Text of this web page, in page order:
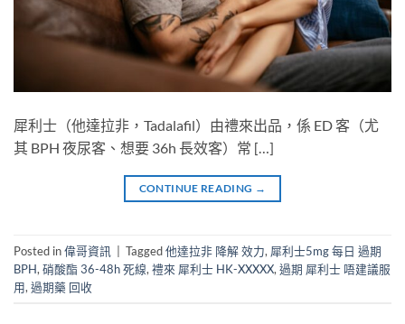
犀利士（他達拉非，Tadalafil）由禮來出品，係 ED 客（尤
其 BPH 夜尿客、想要 36h 長效客）常 […]
CONTINUE READING →
Posted in偉哥資訊 Tagged他達拉非 降解 效力, 犀利士5mg 每日 過期
BPH, 硝酸酯 36-48h 死線, 禮來 犀利士 HK-XXXXX, 過期 犀利士 唔建議服
用, 過期藥 回收